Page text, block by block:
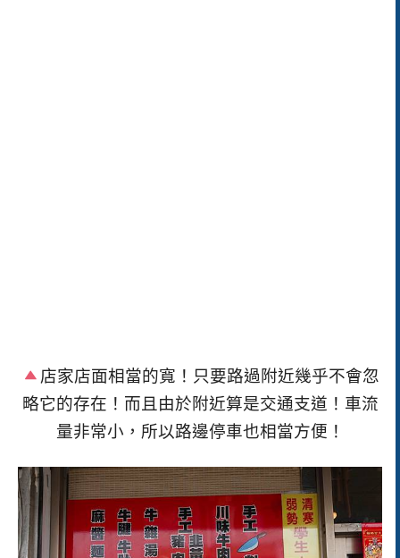
店家店面相當的寬！只要路過附近幾乎不會忽
略它的存在！而且由於附近算是交通支道！車流
量非常小，所以路邊停車也相當方便！